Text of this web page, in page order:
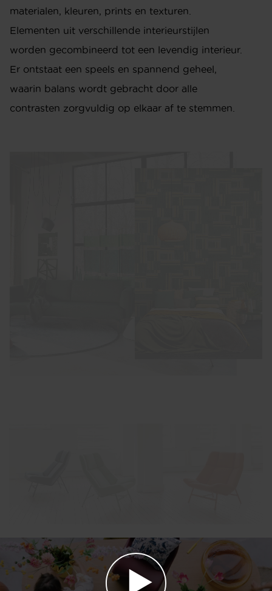
materialen, kleuren, prints en texturen.
Elementen uit verschillende interieurstijlen
worden gecombineerd tot een levendig interieur.
Er ontstaat een speels en spannend geheel,
waarin balans wordt gebracht door alle
contrasten zorgvuldig op elkaar af te stemmen.